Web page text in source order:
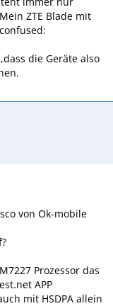
ZTE Blade mit
die Geräte also
von Ok-mobile
Prozessor das
APP
mit HSDPA allein